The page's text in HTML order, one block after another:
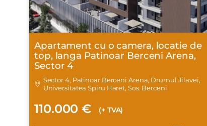
Apartament cu o camera, locatie de
top, langa Patinoar Berceni Arena,
Sector 4
Sector 4, Patinoar Berceni Arena, Drumul Jilavei,
Universitatea Spiru Haret, Sos. Berceni
110.000 € (+ TVA)